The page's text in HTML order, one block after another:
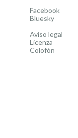
Facebook
Bluesky
Aviso legal
Licenza
Colofón